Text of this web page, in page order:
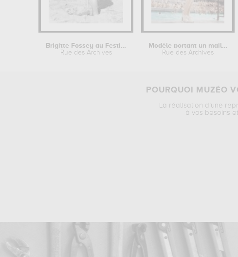
Brigitte Fossey au Festival de Cannes
Rue des Archives
Modèle portant un maillot de bain
Rue des Archives
POURQUOI MUZÉO
La réalisation d’une
à vos besoins